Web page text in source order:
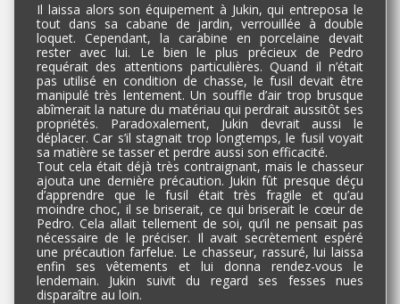
Il laissa alors son équipement à Jukin, qui entreposa le
tout dans sa cabane de jardin, verrouillée à double
loquet. Cependant, la carabine en porcelaine devait
rester avec lui. Le bien le plus précieux de Pedro
requérait des attentions particulières. Quand il n’était
pas utilisé en condition de chasse, le fusil devait être
manipulé très lentement. Un souffle d’air trop brusque
abîmerait la nature du matériau qui perdrait aussitôt ses
propriétés. Paradoxalement, Jukin devrait aussi le
déplacer. Car s’il stagnait trop longtemps, le fusil voyait
sa matière se tasser et perdre aussi son efficacité.
Tout cela était déjà très contraignant, mais le chasseur
ajouta une dernière précaution. Jukin fût presque déçu
d’apprendre que le fusil était très fragile et qu’au
moindre choc, il se briserait, ce qui briserait le cœur de
Pedro. Cela allait tellement de soi, qu’il ne pensait pas
nécessaire de le préciser. Il avait secrètement espéré
une précaution farfelue. Le chasseur, rassuré, lui laissa
enfin ses vêtements et lui donna rendez-vous le
lendemain. Jukin suivit du regard ses fesses nues
disparaître au loin.